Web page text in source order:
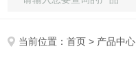
当前位置：首页 > 产品中心